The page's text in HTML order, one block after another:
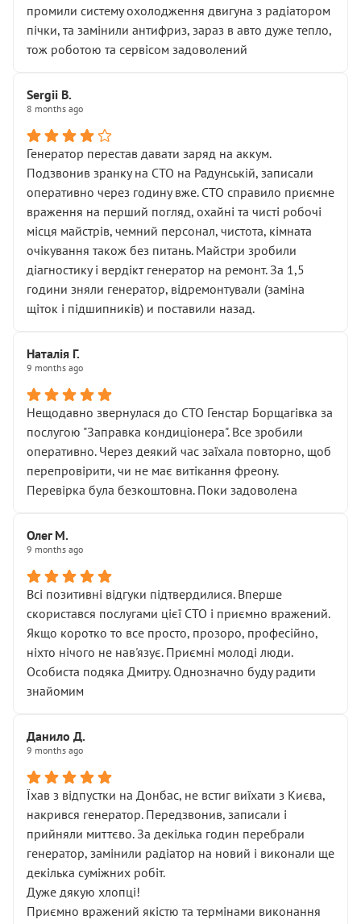
промили систему охолодження двигуна з радіатором
пічки, та замінили антифриз, зараз в авто дуже тепло,
тож роботою та сервісом задоволений
Sergii B.
8 months ago
Генератор перестав давати заряд на аккум.
Подзвонив зранку на СТО на Радунській, записали
оперативно через годину вже. СТО справило приємне
враження на перший погляд, охайні та чисті робочі
місця майстрів, чемний персонал, чистота, кімната
очікування також без питань. Майстри зробили
діагностику і вердікт генератор на ремонт. За 1,5
години зняли генератор, відремонтували (заміна
щіток і підшипників) и поставили назад.
Наталія Г.
9 months ago
Нещодавно звернулася до СТО Генстар Борщагівка за
послугою "Заправка кондиціонера". Все зробили
оперативно. Через деякий час заїхала повторно, щоб
перепровірити, чи не має витікання фреону.
Перевірка була безкоштовна. Поки задоволена
Олег М.
9 months ago
Всі позитивні відгуки підтвердилися. Вперше
скористався послугами цієї СТО і приємно вражений.
Якщо коротко то все просто, прозоро, професійно,
ніхто нічого не нав'язує. Приємні молоді люди.
Особиста подяка Дмитру. Однозначно буду радити
знайомим
Данило Д.
9 months ago
Їхав з відпустки на Донбас, не встиг виїхати з Києва,
накрився генератор. Передзвонив, записали і
прийняли миттєво. За декілька годин перебрали
генератор, замінили радіатор на новий і виконали ще
декілька суміжних робіт.
Дуже дякую хлопці!
Приємно вражений якістю та термінами виконання